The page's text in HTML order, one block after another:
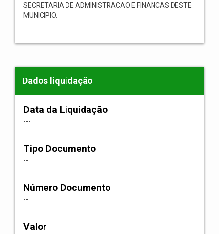
SECRETARIA DE ADMINISTRACAO E FINANCAS DESTE
MUNICIPIO.
Dados liquidação
Data da Liquidação
---
Tipo Documento
--
Número Documento
--
Valor